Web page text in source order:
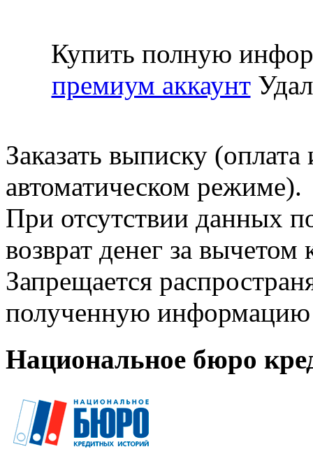
Купить полную
премиум аккаунт
Заказать выписку
автоматическом режиме).
При отсутствии данных
возврат денег за
Запрещается
полученную информацию
Национальное бюро